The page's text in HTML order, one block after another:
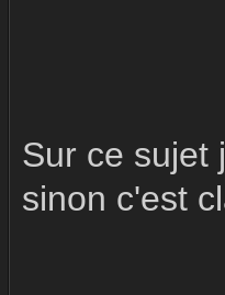
Sur ce sujet
sinon c'est